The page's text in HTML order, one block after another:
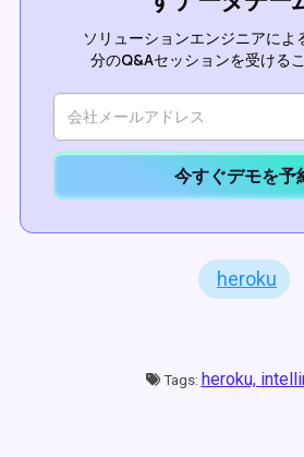
ソリューションエンジニアによ
分のQ&Aセッションを受ける
今すぐデモを予
heroku
Tags: heroku,